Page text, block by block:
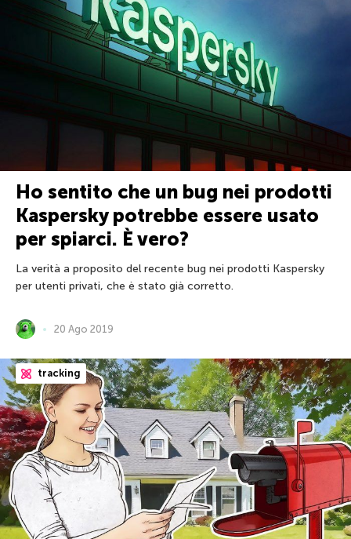
Ho sentito che un bug nei prodotti
Kaspersky potrebbe essere usato
per spiarci. È vero?
La verità a proposito del recente bug nei prodotti Kaspersky
per utenti privati, che è stato già corretto.
20 Ago 2019
tracking